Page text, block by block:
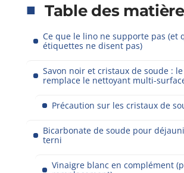
Table des
Ce que le lino ne supporte pas (et
étiquettes ne disent pas)
Savon noir et cristaux de soude :
remplace le nettoyant multi-
Précaution sur les cristaux de
Bicarbonate de soude pour
terni
Vinaigre blanc en complément